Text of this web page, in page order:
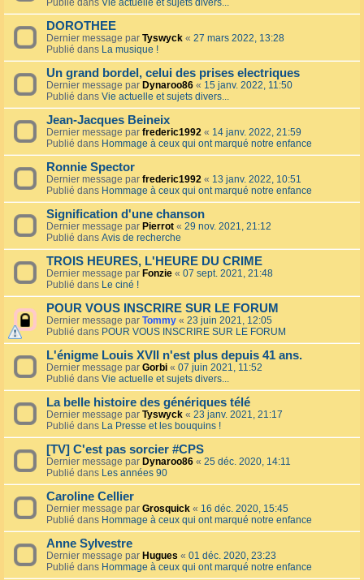
Publié dans Vie actuelle et sujets divers...
DOROTHEE
Dernier message par Tyswyck « 27 mars 2022, 13:28
Publié dans La musique !
Un grand bordel, celui des prises electriques
Dernier message par Dynaroo86 « 15 janv. 2022, 11:50
Publié dans Vie actuelle et sujets divers...
Jean-Jacques Beineix
Dernier message par frederic1992 « 14 janv. 2022, 21:59
Publié dans Hommage à ceux qui ont marqué notre enfance
Ronnie Spector
Dernier message par frederic1992 « 13 janv. 2022, 10:51
Publié dans Hommage à ceux qui ont marqué notre enfance
Signification d'une chanson
Dernier message par Pierrot « 29 nov. 2021, 21:12
Publié dans Avis de recherche
TROIS HEURES, L'HEURE DU CRIME
Dernier message par Fonzie « 07 sept. 2021, 21:48
Publié dans Le ciné !
POUR VOUS INSCRIRE SUR LE FORUM
Dernier message par Tommy « 23 juin 2021, 12:05
Publié dans POUR VOUS INSCRIRE SUR LE FORUM
L'énigme Louis XVII n'est plus depuis 41 ans.
Dernier message par Gorbi « 07 juin 2021, 11:52
Publié dans Vie actuelle et sujets divers...
La belle histoire des génériques télé
Dernier message par Tyswyck « 23 janv. 2021, 21:17
Publié dans La Presse et les bouquins !
[TV] C'est pas sorcier #CPS
Dernier message par Dynaroo86 « 25 déc. 2020, 14:11
Publié dans Les années 90
Caroline Cellier
Dernier message par Grosquick « 16 déc. 2020, 15:45
Publié dans Hommage à ceux qui ont marqué notre enfance
Anne Sylvestre
Dernier message par Hugues « 01 déc. 2020, 23:23
Publié dans Hommage à ceux qui ont marqué notre enfance